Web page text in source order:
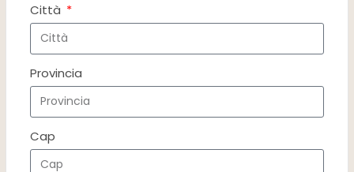
Città
Provincia
Cap